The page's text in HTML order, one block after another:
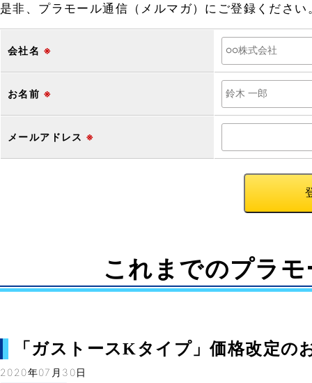
是非、プラモール通信（メルマガ）にご登録ください
会社名 ※
お名前 ※
メールアドレス ※
これまでのプラ
「ガストースKタイプ」価格改定の
2020年07月30日